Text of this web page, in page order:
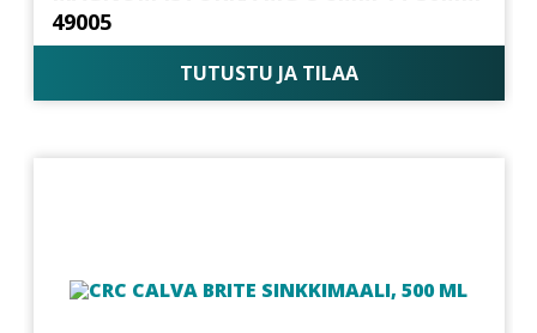
49005
TUTUSTU JA TILAA